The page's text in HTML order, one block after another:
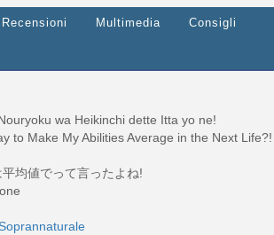
Recensioni Multimedia Consigli
wa Heikinchi dette Itta yo ne!
to Make My Abilities Average in the Next Life?!
均値でって言ったよね!
Soprannaturale